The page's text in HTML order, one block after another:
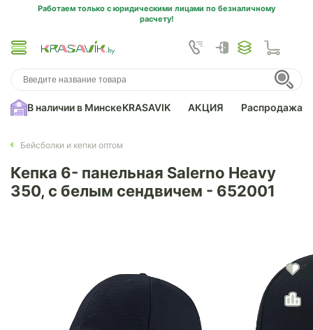
Работаем только с юридическими лицами по безналичному
расчету!
В наличии в МинскеKRASAVIK АКЦИЯ Распродажа
Бейсболки и кепки оптом
Кепка 6- панельная Salerno Heavy
350, c белым сендвичем - 652001